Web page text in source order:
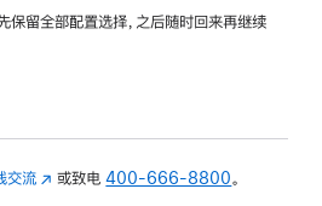
保留全部配置选择，之后随时回来再继续
交流 (在 或致电400-666-8800 。